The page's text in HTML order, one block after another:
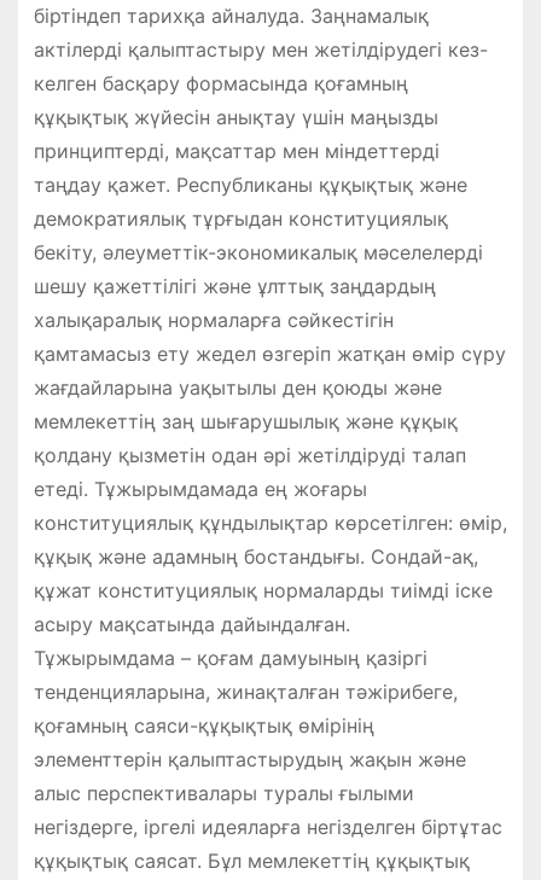
біртіндеп тарихқа айналуда. Заңнамалық
актілерді қалыптастыру мен жетілдірудегі кез-
келген басқару формасында қоғамның
құқықтық жүйесін анықтау үшін маңызды
принциптерді, мақсаттар мен міндеттерді
таңдау қажет. Республиканы құқықтық және
демократиялық тұрғыдан конституциялық
бекіту, әлеуметтік-экономикалық мәселелерді
шешу қажеттілігі және ұлттық заңдардың
халықаралық нормаларға сәйкестігін
қамтамасыз ету жедел өзгеріп жатқан өмір сүру
жағдайларына уақытылы ден қоюды және
мемлекеттің заң шығарушылық және құқық
қолдану қызметін одан әрі жетілдіруді талап
етеді. Тұжырымдамада ең жоғары
конституциялық құндылықтар көрсетілген: өмір,
құқық және адамның бостандығы. Сондай-ақ,
құжат конституциялық нормаларды тиімді іске
асыру мақсатында дайындалған.
Тұжырымдама – қоғам дамуының қазіргі
тенденцияларына, жинақталған тәжірибеге,
қоғамның саяси-құқықтық өмірінің
элементтерін қалыптастырудың жақын және
алыс перспективалары туралы ғылыми
негіздерге, іргелі идеяларға негізделген біртұтас
құқықтық саясат. Бұл мемлекеттің құқықтық